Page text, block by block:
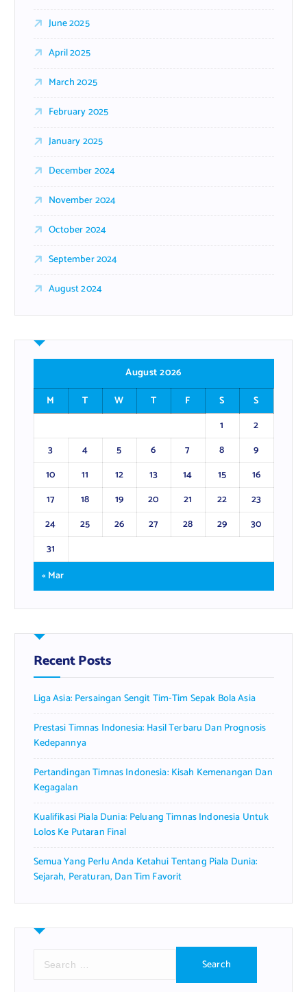
June 2025
April 2025
March 2025
February 2025
January 2025
December 2024
November 2024
October 2024
September 2024
August 2024
August 2026
M
T W T F S
S
1
2
3
4 5 6 7 8
9
10
11 12 13 14 15
16
17
18 19 20 21 22
23
24
25 26 27 28 29
30
31
« Mar
Recent Posts
Liga Asia: Persaingan Sengit Tim-Tim Sepak Bola Asia
Prestasi Timnas Indonesia: Hasil Terbaru Dan Prognosis
Kedepannya
Pertandingan Timnas Indonesia: Kisah Kemenangan Dan
Kegagalan
Kualifikasi Piala Dunia: Peluang Timnas Indonesia Untuk
Lolos Ke Putaran Final
Semua Yang Perlu Anda Ketahui Tentang Piala Dunia:
Sejarah, Peraturan, Dan Tim Favorit